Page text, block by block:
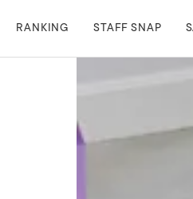
RANKING STAFF SNAP